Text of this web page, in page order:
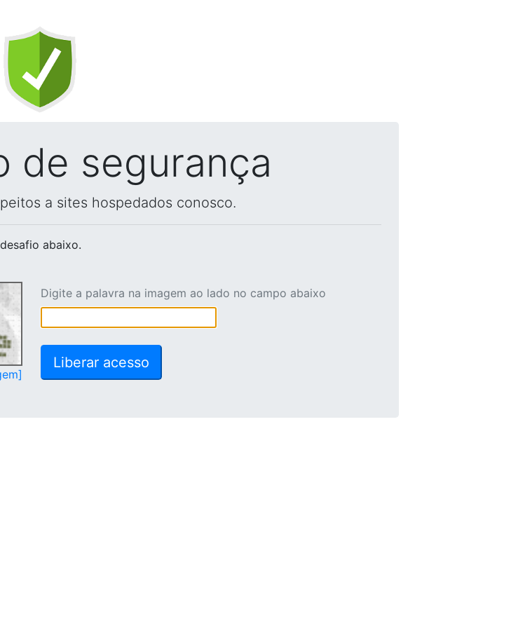
de segurança
a sites hospedados conosco.
abaixo.
Digite a palavra na imagem ao lado no campo abaixo